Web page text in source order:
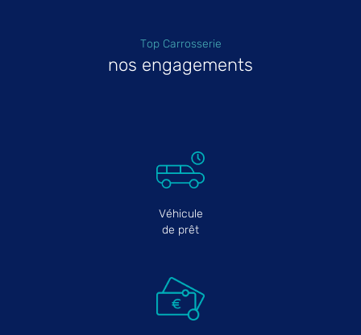
Top Carrosserie
nos engagements
Véhicule
de prêt